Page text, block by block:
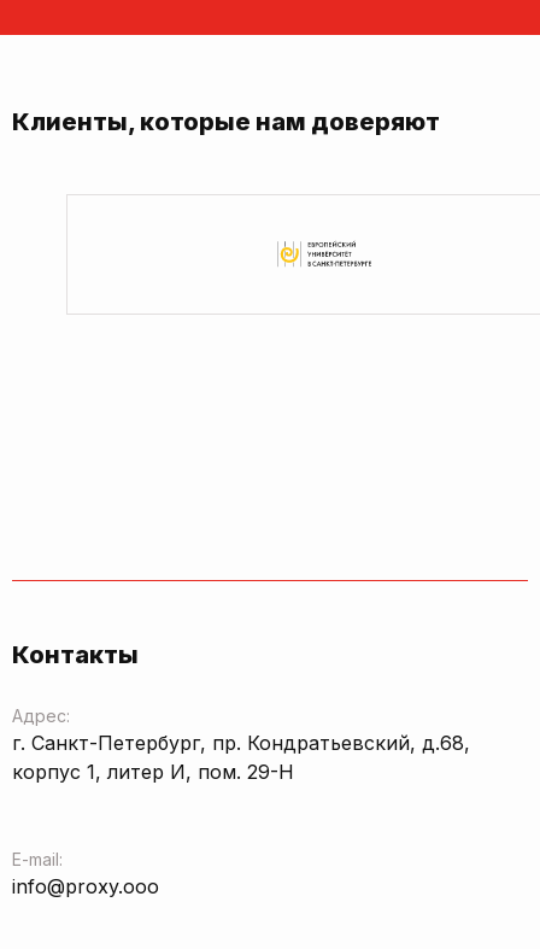
Клиенты, которые нам доверяют
Контакты
Адрес:
г. Санкт-Петербург, пр. Кондратьевский, д.68,
корпус 1, литер И, пом. 29-Н
E-mail:
info@proxy.ooo